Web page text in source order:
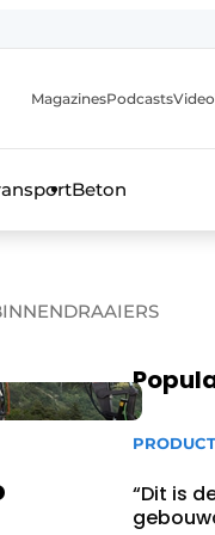
MagazinesPodcasts
Beton
“Dit is